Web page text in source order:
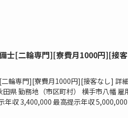
士[二輪専門][寮費月1000円][接
輪専門][寮費月1000円][接客なし] 詳
県 勤務地（市区町村） 横手市八幡 雇
年収 3,400,000 最高提示年収